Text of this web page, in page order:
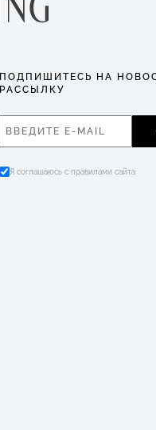
ПОДПИШИТЕСЬ НА
РАССЫЛКУ
Я соглашаюсь с правилами сайта